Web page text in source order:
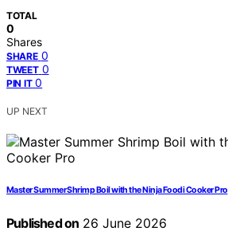
TOTAL
0
Shares
SHARE 0
TWEET 0
PIN IT 0
UP NEXT
Master Summer Shrimp Boil with the Ninja Foodi Cooker Pro
Published on 26 June 2026